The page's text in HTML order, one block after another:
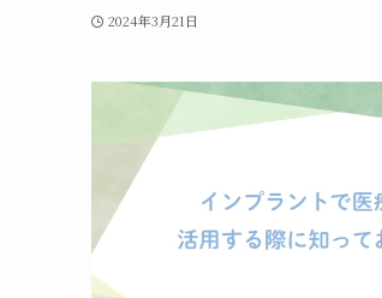
2024年3月21日